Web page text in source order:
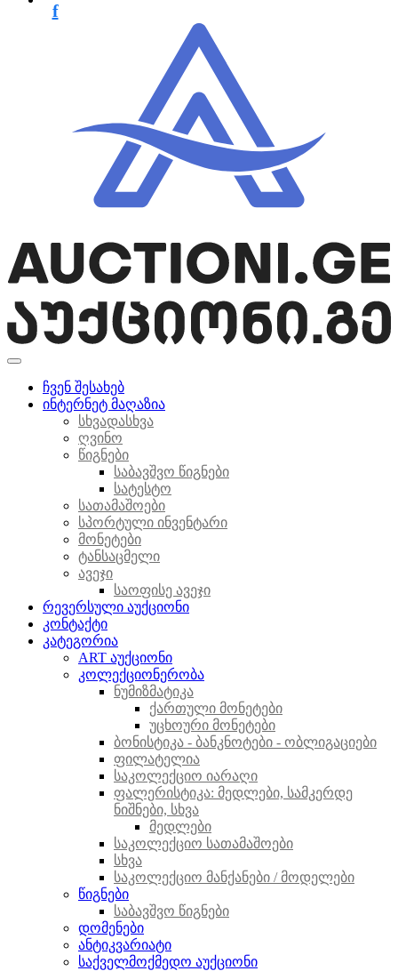
f
ჩვენ შესახებ
ინტერნეტ მაღაზია
სხვადასხვა
ღვინო
წიგნები
საბავშვო წიგნები
სატესტო
სათამაშოები
სპორტული ინვენტარი
მონეტები
ტანსაცმელი
ავეჯი
საოფისე ავეჯი
რევერსული აუქციონი
კონტაქტი
კატეგორია
ART აუქციონი
კოლექციონერობა
ნუმიზმატიკა
ქართული მონეტები
უცხოური მონეტები
ბონისტიკა - ბანკნოტები - ობლიგაციები
ფილატელია
საკოლექციო იარაღი
ფალერისტიკა: მედლები, სამკერდე
ნიშნები, სხვა
მედლები
საკოლექციო სათამაშოები
სხვა
საკოლექციო მანქანები / მოდელები
წიგნები
საბავშვო წიგნები
დომენები
ანტიკვარიატი
საქველმოქმედო აუქციონი